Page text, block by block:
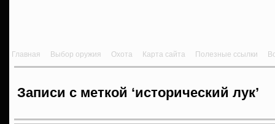
Главная Выбор оружия Охота Карта сайта Полезные ссылки
Записи с меткой ‘исторический лук’